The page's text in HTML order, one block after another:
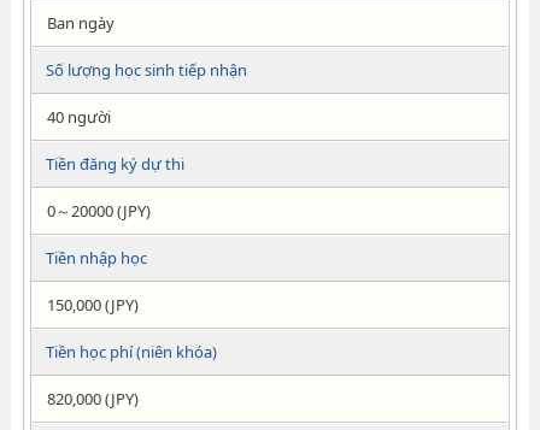
Ban ngày
Số lượng học sinh tiếp nhận
40 người
Tiền đăng ký dự thi
0～20000 (JPY)
Tiền nhập học
150,000 (JPY)
Tiền học phí (niên khóa)
820,000 (JPY)